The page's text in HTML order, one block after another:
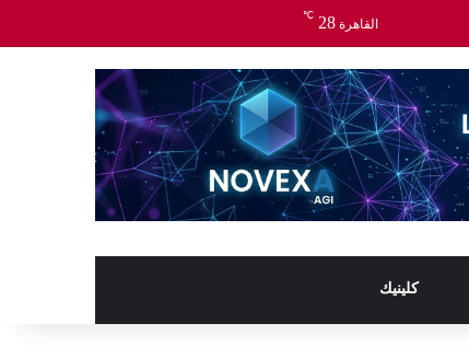
القاهرة 28
℃
كلينيك